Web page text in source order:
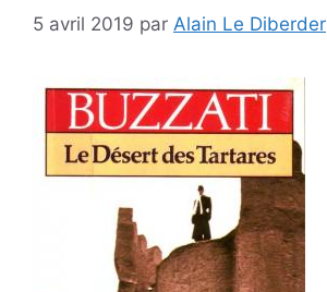
5 avril 2019 par Alain Le Diberder